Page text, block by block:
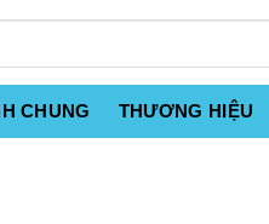
CHUNG THƯƠNG HIỆU